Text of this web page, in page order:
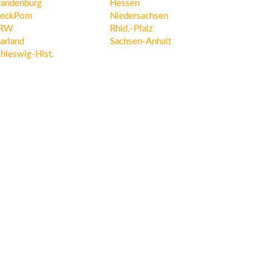
Hessen
Niedersachsen
Rhld.-Pfalz
Sachsen-Anhalt
Hlst.